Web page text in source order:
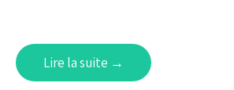
Lire la suite →